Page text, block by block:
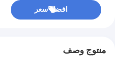
افضل سعر
منتوج وصف